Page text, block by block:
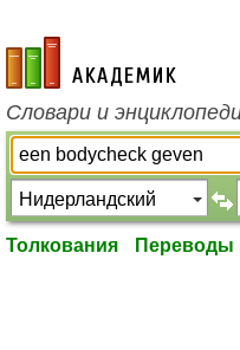
academic.ru
Словари и
Толкования Переводы